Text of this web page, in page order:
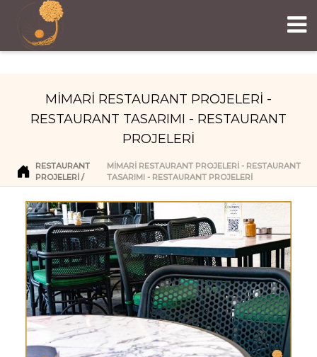
MİMARİ RESTAURANT PROJELERİ -
RESTAURANT TASARIMI - RESTAURANT
PROJELERİ
RESTAURANT
PROJELERI
MİMARİ RESTAURANT PROJELERİ - RESTAURANT
TASARIMI - RESTAURANT PROJELERİ